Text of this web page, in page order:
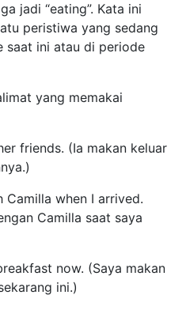
jadi “eating”. Kata ini
peristiwa yang sedang
saat ini atau di periode
yang memakai
friends. (Ia makan keluar
when I arrived.
Camilla saat saya
now. (Saya makan
ini.)